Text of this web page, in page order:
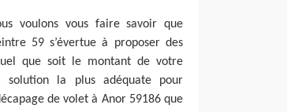
voulons vous faire savoir que
59 s’évertue à proposer des
que soit le montant de votre
solution la plus adéquate pour
de volet à Anor 59186 que